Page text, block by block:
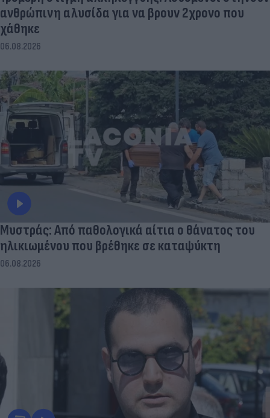
ανθρώπινη αλυσίδα για να βρουν 2χρονο που
χάθηκε
06.08.2026
Μυστράς: Από παθολογικά αίτια ο θάνατος του
ηλικιωμένου που βρέθηκε σε καταψύκτη
06.08.2026